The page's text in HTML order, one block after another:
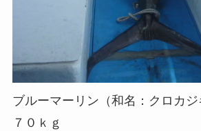
ブルーマーリン（和名：クロカ
７０ｋｇ